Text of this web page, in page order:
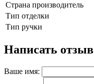
Страна производитель
Тип отделки
Тип ручки
Написать отзыв
Ваше имя: